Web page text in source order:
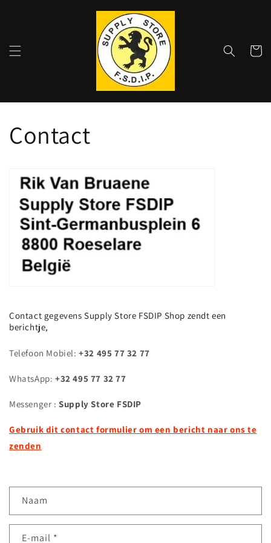
Contact
Contact gegevens Supply Store FSDIP Shop zendt een
berichtje,
Telefoon Mobiel:+32 495 77 32 77
WhatsApp: +32 495 77 32 77
Messenger :Supply Store FSDIP
Gebruik dit contact formulier om een bericht naar ons te
zenden
n
Naam
E‑mail *